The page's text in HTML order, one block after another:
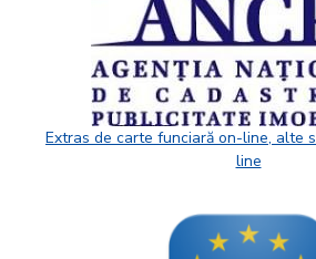
Extras de carte funciară on-line, alte
line